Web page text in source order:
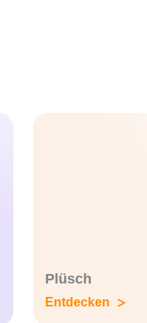
Plüsch
Entdecken